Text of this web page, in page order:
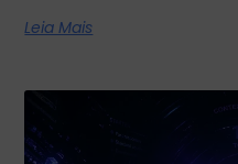
Leia Mais